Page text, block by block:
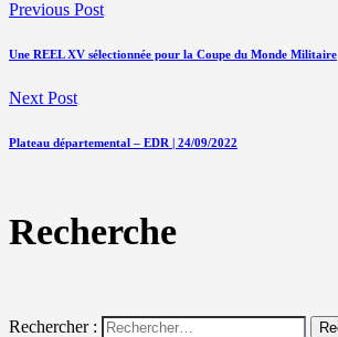
Previous Post
Une REEL XV sélectionnée pour la Coupe du Monde Militaire
Next Post
Plateau départemental – EDR | 24/09/2022
Recherche
Rechercher :